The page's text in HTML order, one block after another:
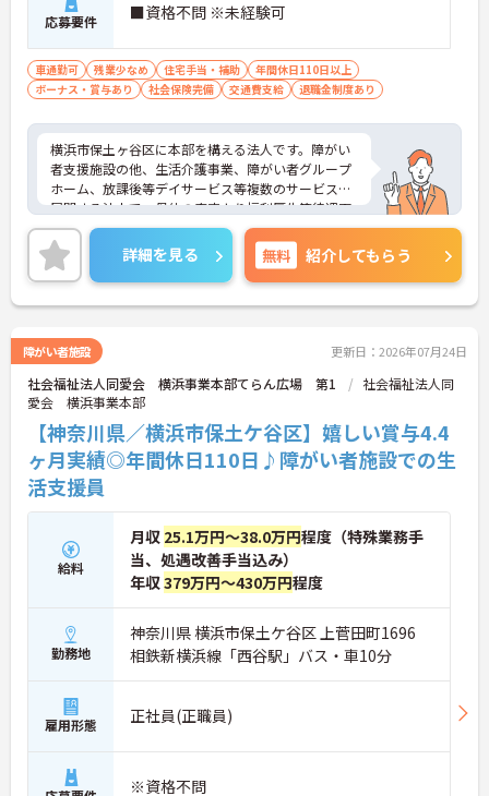
経験や習熟度に合わせて学べる教育環境が整ってい
ます。
・段階的に学べる研修・指導体制 ・未経験者やブラ
能
→ 着実にスキルアップを目指せる環境です！
――――――――――――――― ■ 安心スタートを応援します！ ―――――――――――――――
新しく入職される方が安心して働けるようサポート
体制を整えています。
・丁寧なフォロー体制あり ・職場に馴染めるよう周
囲がサポート ・不安や疑問も相談しやすい環境
す♪
応募要件 ■資格不問 ※未経験可
車通勤可 残業少なめ 住宅手当・補助
年間休日110日以上
ボーナス・賞与あり
社会保険完備 交通費支給 退職金制度あり
横浜市保土ヶ谷区に本部を構える法人です。障がい
者支援施設の他、生活介護事業、障がい者グループ
ホーム、放課後等デイサービス等複数のサービスを
展開する法人で、母体の安定より福利厚生等待遇面
も魅力★介護系の資格や経験がない方もチャレンジ
いただけます。施設は笑顔の絶えない明るい雰囲気
で、幅広い年代の方が活躍されています。ご興味の
ある方には、面接対策ポイントなど、さらに詳細を
お話しいたしますのでお気軽にご相談ください！
詳細を見る 無料 紹介してもらう
障がい者施設 更新日：2026年07月24日
社会福祉法人同愛会 横浜事業本部てらん広場 第1
社会福祉法人同
愛会 横浜事業本部
【神奈川県／横浜市保土ケ谷区】嬉しい賞与4.4
ヶ月実績◎年間休日110日♪障がい者施設での生
活支援員
給料
月収 25.1万円～38.0万円程度（特殊業務手
当、処遇改善手当込み）
年収379万円～430万円程度
勤務地
神奈川県 横浜市保土ケ谷区 上菅田町1696
相鉄新横浜線「西谷駅」バス・車10分
雇用形態 正社員(正職員)
※資格不問